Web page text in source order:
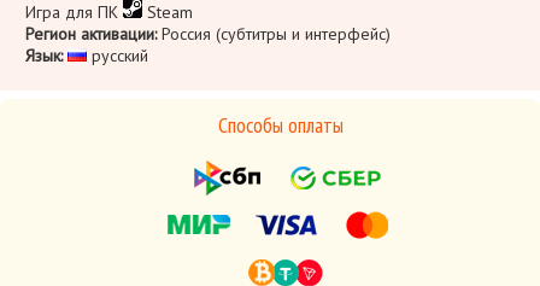
Игра для ПК
Steam
Регион активации:Россия (субтитры и интерфейс)
Язык:
русский
Способы оплаты